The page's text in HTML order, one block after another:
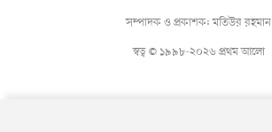
স্বত্ব © ১৯৯৮-২০২৬ প্রথম আলো
সম্পাদক ও প্রকাশক: মতিউর রহমান